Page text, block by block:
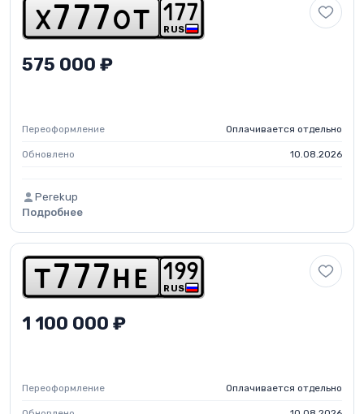
x 7 7 7 ot RUS
1 7 7
575 000 ₽
Переоформление Оплачивается отдельно
Обновлено 10.08.2026
Perekup
Подробнее
t 7 7 7 h e RUS
1 99
1 100 000 ₽
Переоформление Оплачивается отдельно